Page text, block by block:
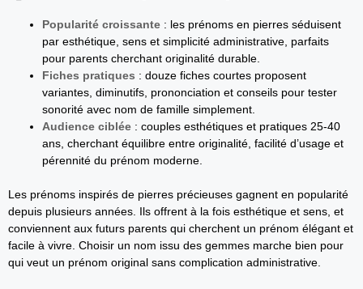
Popularité croissante : les prénoms en pierres séduisent
par esthétique, sens et simplicité administrative, parfaits
pour parents cherchant originalité durable.
Fiches pratiques : douze fiches courtes proposent
variantes, diminutifs, prononciation et conseils pour tester
sonorité avec nom de famille simplement.
Audience ciblée : couples esthétiques et pratiques 25-40
ans, cherchant équilibre entre originalité, facilité d’usage et
pérennité du prénom moderne.
Les prénoms inspirés de pierres précieuses gagnent en popularité
depuis plusieurs années. Ils offrent à la fois esthétique et sens, et
conviennent aux futurs parents qui cherchent un prénom élégant et
facile à vivre. Choisir un nom issu des gemmes marche bien pour
qui veut un prénom original sans complication administrative.